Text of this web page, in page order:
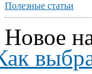
Полезные статьи
Новое